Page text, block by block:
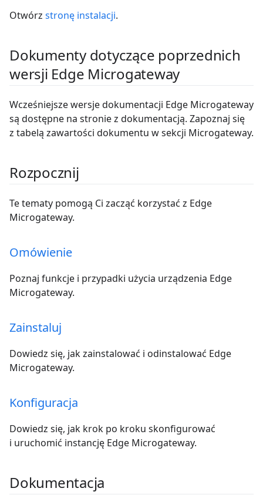
Otwórz stronę instalacji.
Dokumenty dotyczące poprzednich
wersji Edge Microgateway
Wcześniejsze wersje dokumentacji Edge Microgateway
są dostępne na stronie z dokumentacją. Zapoznaj się
z tabelą zawartości dokumentu w sekcji Microgateway.
Rozpocznij
Te tematy pomogą Ci zacząć korzystać z Edge
Microgateway.
Omówienie
Poznaj funkcje i przypadki użycia urządzenia Edge
Microgateway.
Zainstaluj
Dowiedz się, jak zainstalować i odinstalować Edge
Microgateway.
Konfiguracja
Dowiedz się, jak krok po kroku skonfigurować
i uruchomić instancję Edge Microgateway.
Dokumentacja